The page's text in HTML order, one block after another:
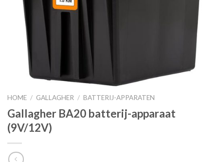
HOME / GALLAGHER / BATTERIJ-APPARATEN
Gallagher BA20 batterij-apparaat
(9V/12V)